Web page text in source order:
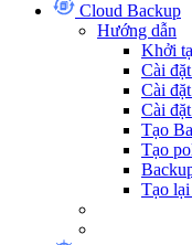
Cloud Backup
Hướng dẫn
Khởi
Cài
Cài
Cài
Tạo
Tạo
Tạo lại